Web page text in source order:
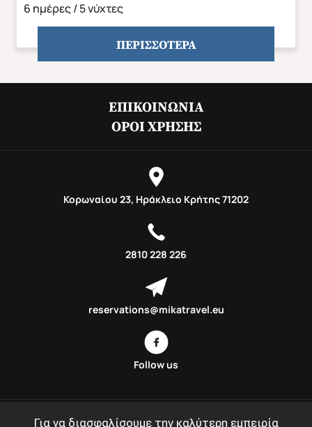
Για να διασφαλίσουμε την καλύτερη εμπειρία
6 ημέρες / 5 νύχτες
ΠΕΡΙΣΣΟΤΕΡΑ
ΕΠΙΚΟΙΝΩΝΊΑ
ΌΡΟΙ ΧΡΉΣΗΣ
Κορωναίου 23, Ηράκλειο Κρήτης 71202
2810 228 226
reservations@mikatravel.eu
Follow us